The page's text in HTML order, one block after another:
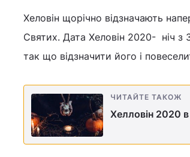
Хеловін щорічно відзначають
Святих. Дата Хеловін 2020- ніч з
так що відзначити його і
ЧИТАЙТЕ ТАКОЖ
Хелловін 2020 в